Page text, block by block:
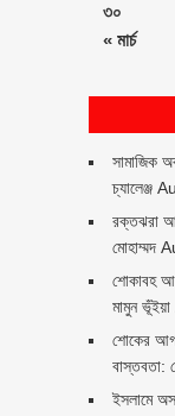
« মার্চ
৩০
সামাজিক
চ্যালেঞ্জ
রক্তঝরা
মোহাম্মদ
শোকাবহ
মামুন ভূঁইয়া
শোকের
বাস্তবতা:
ইসলামে